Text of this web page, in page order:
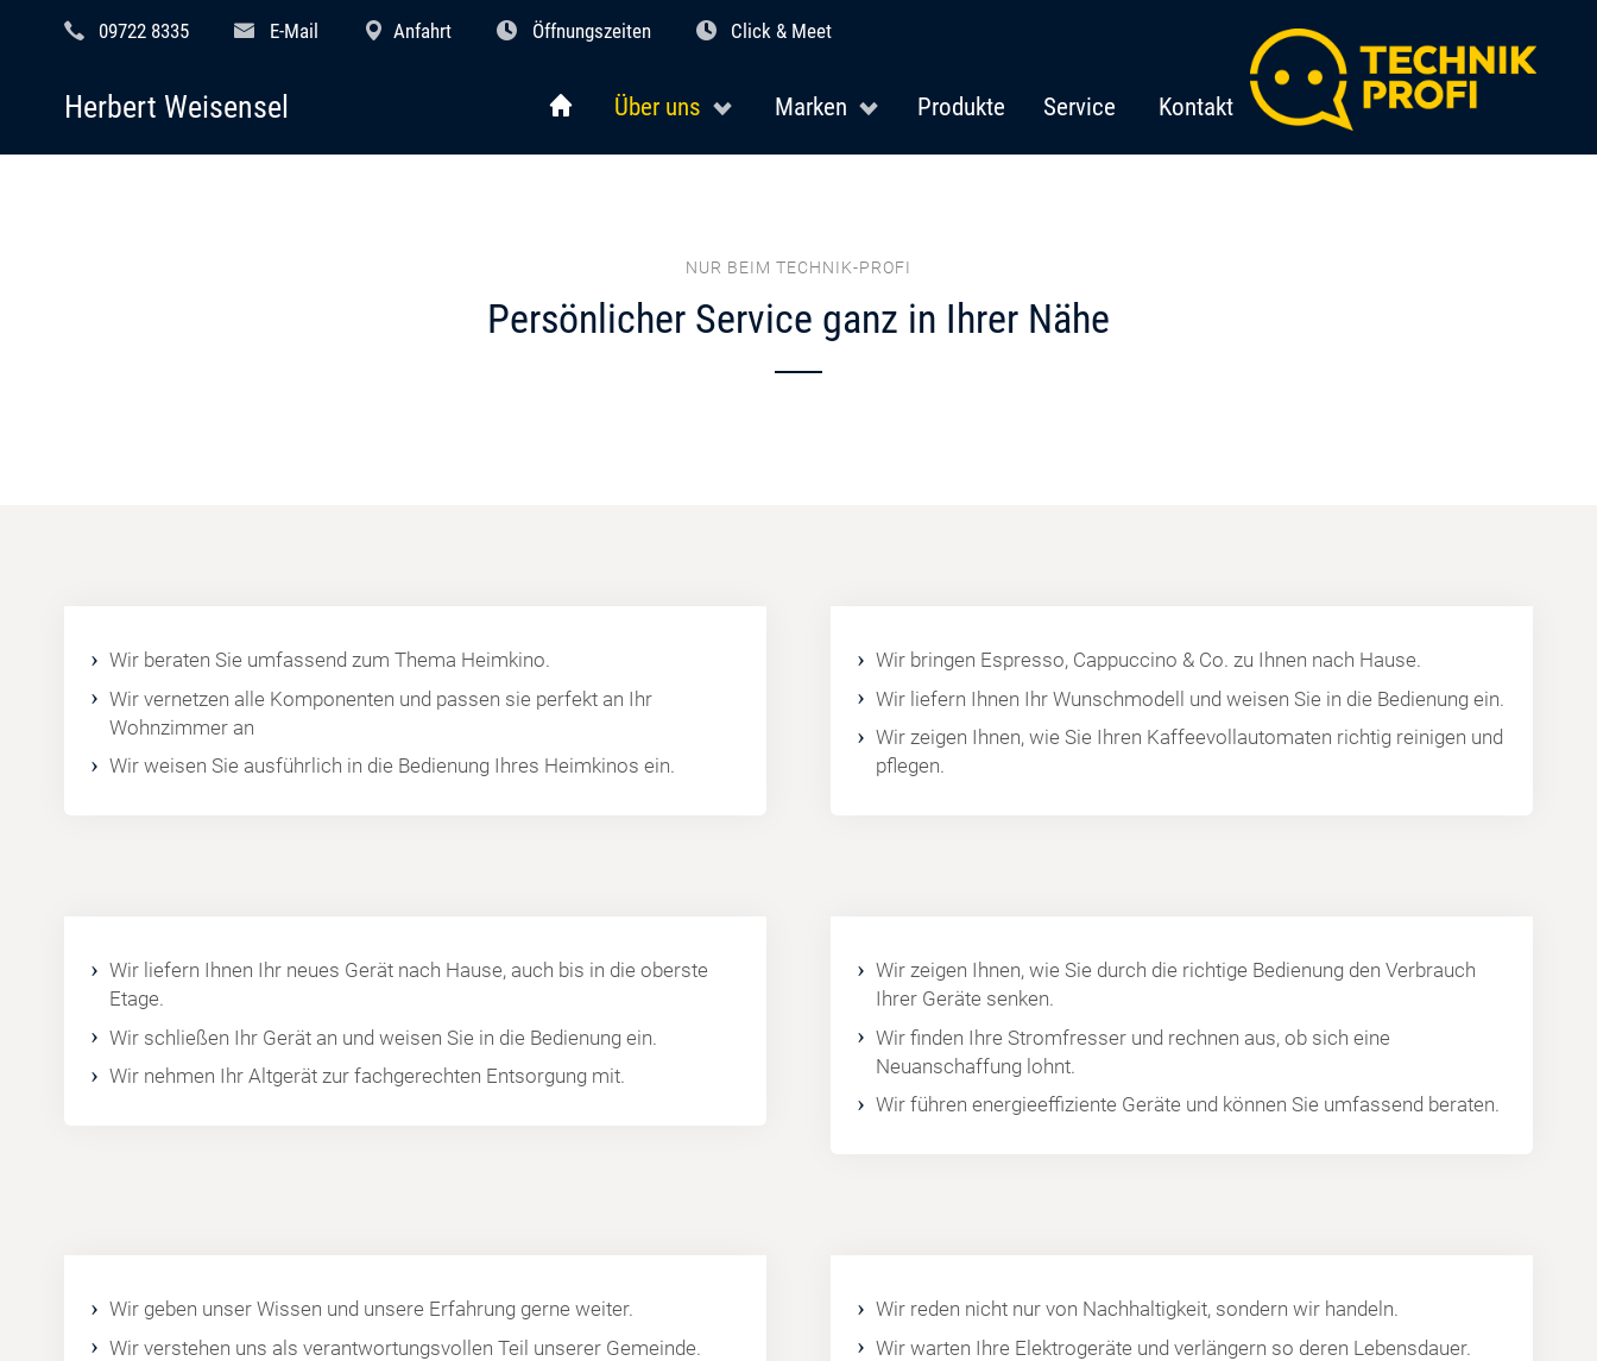
09722 8335 E-Mail Anfahrt Öffnungszeiten Click & Meet
Über uns Marken Produkte Service Kontakt
Herbert Weisensel
NUR BEIM TECHNIK-PROFI
Persönlicher Service ganz in Ihrer Nähe
Wir beraten Sie umfassend zum Thema Heimkino.
Wir vernetzen alle Komponenten und passen sie perfekt an Ihr
Wohnzimmer an
Wir weisen Sie ausführlich in die Bedienung Ihres Heimkinos ein.
Wir bringen Espresso, Cappuccino & Co. zu Ihnen nach Hause.
Wir liefern Ihnen Ihr Wunschmodell und weisen Sie in die Bedienung ein.
Wir zeigen Ihnen, wie Sie Ihren Kaffeevollautomaten richtig reinigen und
pflegen.
Wir liefern Ihnen Ihr neues Gerät nach Hause, auch bis in die oberste
Etage.
Wir schließen Ihr Gerät an und weisen Sie in die Bedienung ein.
Wir nehmen Ihr Altgerät zur fachgerechten Entsorgung mit.
Wir zeigen Ihnen, wie Sie durch die richtige Bedienung den Verbrauch
Ihrer Geräte senken.
Wir finden Ihre Stromfresser und rechnen aus, ob sich eine
Neuanschaffung lohnt.
Wir führen energieeffiziente Geräte und können Sie umfassend beraten.
Wir geben unser Wissen und unsere Erfahrung gerne weiter.
Wir verstehen uns als verantwortungsvollen Teil unserer Gemeinde.
Wir reden nicht nur von Nachhaltigkeit, sondern wir handeln.
Wir warten Ihre Elektrogeräte und verlängern so deren Lebensdauer.